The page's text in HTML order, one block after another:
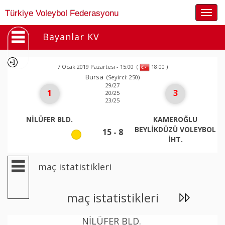
Türkiye Voleybol Federasyonu
Bayanlar KV
7 Ocak 2019 Pazartesi - 15:00 ( 18:00 )
Bursa (Seyirci: 250)
1
NİLÜFER BLD.
29/27
20/25
23/25
3
KAMEROĞLU
BEYLİKDÜZÜ VOLEYBOL
İHT.
15 - 8
maç istatistikleri
maç istatistikleri
NİLÜFER BLD.